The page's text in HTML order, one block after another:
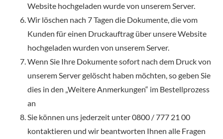
Website hochgeladen wurde von unserem Server.
Wir löschen nach 7 Tagen die Dokumente, die vom
Kunden für einen Druckauftrag über unsere Website
hochgeladen wurden von unserem Server.
Wenn Sie Ihre Dokumente sofort nach dem Druck von
unserem Server gelöscht haben möchten, so geben Sie
dies in den „Weitere Anmerkungen“ im Bestellprozess
an
Sie können uns jederzeit unter 0800 / 777 21 00
kontaktieren und wir beantworten Ihnen alle Fragen